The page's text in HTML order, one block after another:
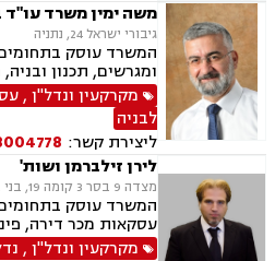
משה ימין משרד עו"ד
גיבורי ישראל 24, נתניה
המשרד עוסק
ומגרשים, תכנון
מנהליות, בג"ץ,
גישורים
מקרקעין ונדל"ן,
לבניה
ליצירת קשר:
לירן זילברמן ושות'
מצדה 9 בסר 3 קומה 19, בני ברק
המשרד עוסק
עסקאות מכר דירה,
רכישה,מקרקעין ונדל"ן,